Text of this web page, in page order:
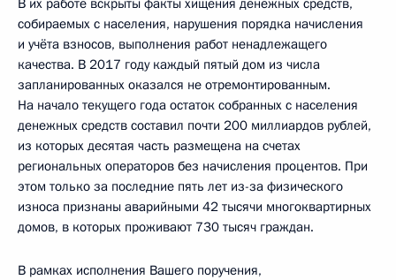
собираемых с населения, нарушения порядка начисления
и учёта взносов, выполнения работ ненадлежащего
качества. В 2017 году каждый пятый дом из числа
запланированных оказался не отремонтированным.
На начало текущего года остаток собранных с населения
денежных средств составил почти 200 миллиардов рублей,
из которых десятая часть размещена на счетах
региональных операторов без начисления процентов. При
этом только за последние пять лет из-за физического
износа признаны аварийными 42 тысячи многоквартирных
домов, в которых проживают 730 тысяч граждан.
В рамках исполнения Вашего поручения,